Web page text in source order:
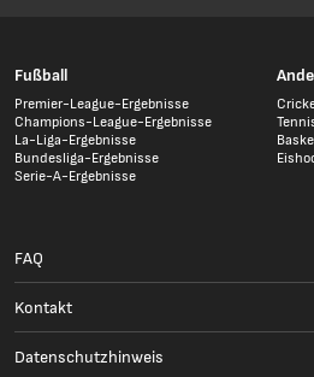
Fußball
Premier-League-Ergebnisse
Champions-League-Ergebnisse
La-Liga-Ergebnisse
Bundesliga-Ergebnisse
Serie-A-Ergebnisse
FAQ
Kontakt
Datenschutzhinweis